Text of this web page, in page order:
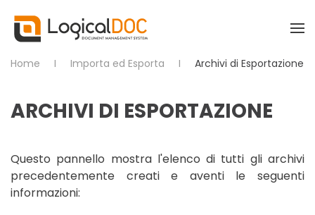
Skip to main content
Home Importa ed Esporta Archivi di Esportazione
ARCHIVI DI ESPORTAZIONE
Questo pannello mostra l'elenco di tutti gli archivi
precedentemente creati e aventi le seguenti
informazioni: